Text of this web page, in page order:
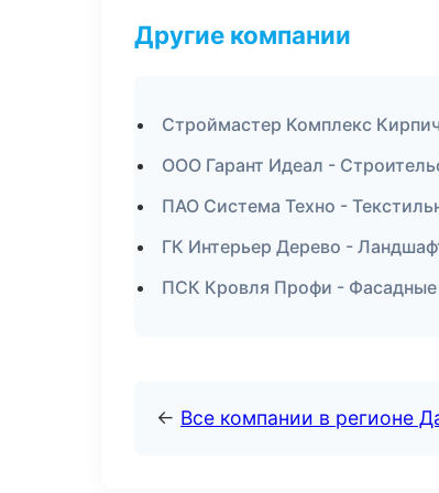
Другие компании
Строймастер Комплекс
ООО Гарант Идеал -
ПАО Система Техно -
ГК Интерьер Дерево -
ПСК Кровля Профи - Фасадные
← Все компании в регионе